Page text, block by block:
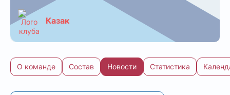
Казак
О команде Состав Новости Статистика